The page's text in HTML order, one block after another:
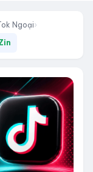
Ngoại›